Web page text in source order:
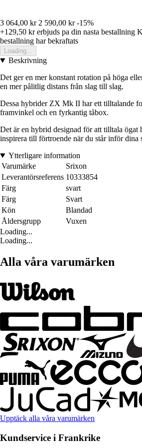
3 064,00 kr 2 590,00 kr -15%
+129,50 krerbjuds pa din nasta bestallning
bestallning har bekraftats
Loading...
Beskrivning
Det ger en mer konstant rotation på höga
en mer pålitlig distans från slag till slag.
Dessa hybrider ZX Mk II har ett tilltalande
framvinkel och en fyrkantig tåbox.
Det är en hybrid designad för att tilltala ögat
inspirera till förtroende när du står inför dina
Ytterligare information
Varumärke
Srixon
Leverantörsreferens 10333854
Färg
svart
Färg
Svart
Kön
Blandad
Åldersgrupp
Vuxen
Loading...
Loading...
Alla våra varumärken
Upptäck alla våra varumärken
Kundservice i Frankrike